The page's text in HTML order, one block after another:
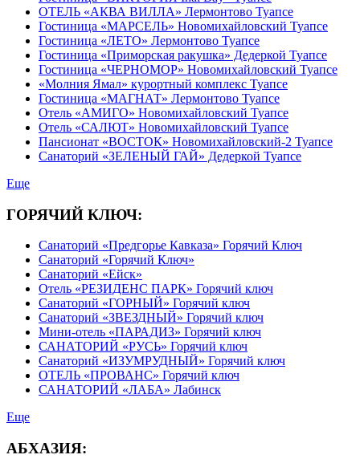
ОТЕЛЬ «АКВА ВИЛЛА» Лермонтово Туапсе
Гостиница «МАРСЕЛЬ» Новомихайловский Туапсе
Гостиница «ЛЕТО» Лермонтово Туапсе
Гостиница «Приморская ракушка» Дедеркой Туапсе
Гостиница «ЧЕРНОМОР» Новомихайловский Туапсе
«Молния Ямал» курортный комплекс Туапсе
Гостиница «МАГНАТ» Лермонтово Туапсе
Отель «АМИГО» Новомихайловский Туапсе
Отель «САЛЮТ» Новомихайловский Туапсе
Пансионат «ВОСТОК» Новомихайловский-2 Туапсе
Санаторий «ЗЕЛЕНЫЙ ГАЙ» Дедеркой Туапсе
Еще
ГОРЯЧИЙ КЛЮЧ:
Санаторий «Предгорье Кавказа» Горячий Ключ
Санаторий «Горячий Ключ»
Санаторий «Ейск»
Отель «РЕЗИДЕНС ПАРК» Горячий ключ
Санаторий «ГОРНЫЙ» Горячий ключ
Санаторий «ЗВЕЗДНЫЙ» Горячий ключ
Мини-отель «ПАРАДИЗ» Горячий ключ
САНАТОРИЙ «РУСЬ» Горячий ключ
Санаторий «ИЗУМРУДНЫЙ» Горячий ключ
ОТЕЛЬ «ПРОВАНС» Горячий ключ
САНАТОРИЙ «ЛАБА» Лабинск
Еще
АБХАЗИЯ: